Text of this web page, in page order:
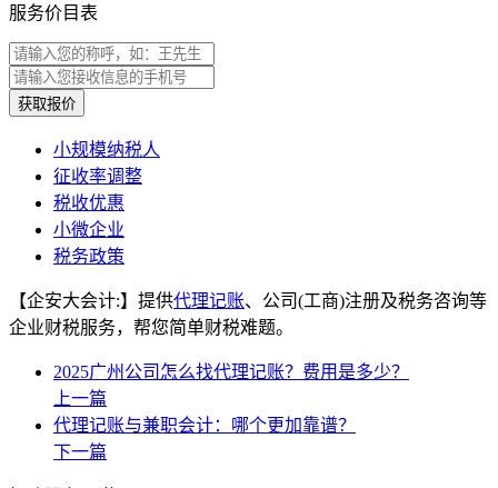
服务价目表
获取报价
​小规模纳税人
征收率调整
税收优惠
小微企业
税务政策
【企安大会计:】提供代理记账、公司(工商)注册及税务咨询等
企业财税服务，帮您简单财税难题。
2025广州公司怎么找代理记账？费用是多少？
上一篇
代理记账与兼职会计：哪个更加靠谱？
下一篇